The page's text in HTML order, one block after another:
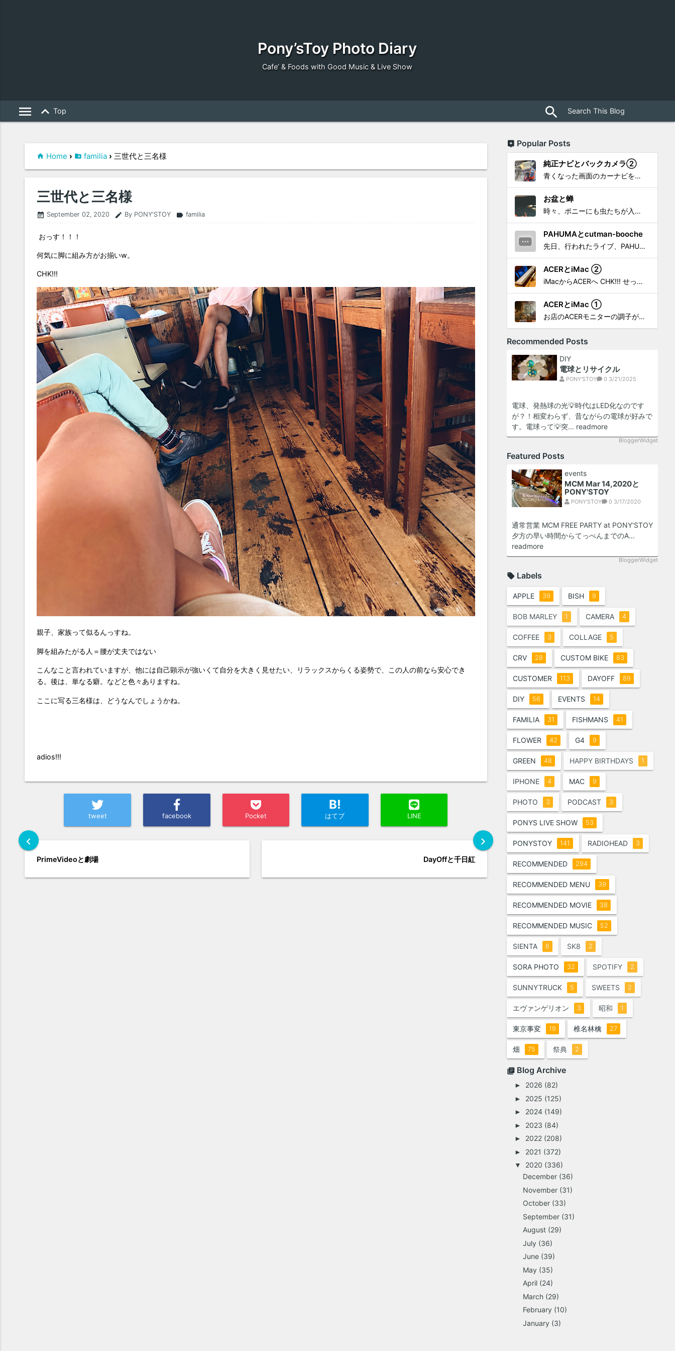
Pony’sToy Photo Diary
Cafe’ & Foods with Good Music & Live Show
menu keyboard_arrow_up Top search
Home › familia › 三世代と三名様
三世代と三名様
event_note September 02, 2020 edit By PONY'STOY label familia
おっす！！！
何気に脚に組み方がお揃いw。
CHK!!!
親子、家族って似るんっすね。
脚を組みたがる人＝腰が丈夫ではない
こんなこと言われていますが、他には自己顕示が強いくて自分を大きく見せたい、リラックスからくる姿勢で、この人の前なら安心でき
る。後は、単なる癖。などと色々ありますね。
ここに写る三名様は、どうなんでしょうかね。
adios!!!
tweet facebook Pocket
B!
はてブ LINE
chevron_left
PrimeVideoと劇場
chevron_right
DayOffと千日紅
Popular Posts
純正ナビとバックカメラ②
青くなった画面のカーナビをポン付で簡単に交換、出来ると思っていたら意外と闇多め!!!なDAY①から続く今回は、DAY②。 テスターで調べてみたのだが、結果的にバックカメラからナビ裏まで来てる、配線を見つけることが出来なかった前回。気付けば闇w。 さてさて、この頃のDVDナビ的なT...
お盆と蝉
時々、ポニーにも虫たちが入ってきます。 特にお盆の頃はどの虫かと気になり探してしまう。 今まではキリギリスやすいっちょん、今思えば今年は蝉だったのかな。
PAHUMAとcutman-booche
先日、行われたライブ、PAHUMA a.k.a 金 佑龍 at PONY'STOYから〜 cutman-booche時代の楽曲「立ち上がれ」を映像化させてもらいました。 茅ヶ崎の名店 FROGGIES〜さんで ウリョンはマンススリー・ライブを行っています！ そのライブでウ...
ACERとiMac ②
iMacからACERへ CHK!!! せっかく設置したんだけど〜 画面が真っ暗じゃしょうがないわな。 元のACERモニターを再度、設置🔥 画面のチラツキ、乱れなど不具合、多めですが 見れないより良い。 iMacへ繋いだ時、疑問があった。 せっかくの解像度を生かしてないこと。 2...
ACERとiMac ①
お店のACERモニターの調子がイマイチなので魔改造したiMacと入れ替え 外は豪雨、何処へも行かない火曜。 コツコツ作業スタートです!!! CHK!!! 何年かぶりにモニターを降ろした。 配線がぐちゃぐちゃ😂 要らないケーブルなど、使っていない部材などなど片付けて、拭き掃除w。...
Recommended Posts
DIY
電球とリサイクル
PONY'STOY 0 3/21/2025
電球、発熱球の光💡時代はLED化なのです
が？！相変わらず、昔ながらの電球が好みで
す。電球って💡突... readmore
BloggerWidget
Featured Posts
events
MCM Mar 14,2020と
PONY'STOY
PONY'STOY 0 3/17/2020
通常営業 MCM FREE PARTY at PONY'STOY
夕方の早い時間からてっぺんまでのA...
readmore
BloggerWidget
Labels
APPLE 39 BISH 9
BOB MARLEY 1 CAMERA 4
COFFEE 3 COLLAGE 5
CRV 28 CUSTOM BIKE 83
CUSTOMER 113 DAYOFF 89
DIY 56 EVENTS 14
FAMILIA 31 FISHMANS 41
FLOWER 42 G4 9
GREEN 48 HAPPY BIRTHDAYS 1
IPHONE 4 MAC 9
PHOTO 3 PODCAST 3
PONYS LIVE SHOW 53
PONYSTOY 141 RADIOHEAD 3
RECOMMENDED 294
RECOMMENDED MENU 39
RECOMMENDED MOVIE 38
RECOMMENDED MUSIC 52
SIENTA 6 SK8 2
SORA PHOTO 32 SPOTIFY 2
SUNNYTRUCK 5 SWEETS 2
エヴァンゲリオン 3 昭和 1
東京事変 19 椎名林檎 27
畑 75 祭典 2
Blog Archive
► 2026 (82)
► 2025 (125)
► 2024 (149)
► 2023 (84)
► 2022 (208)
► 2021 (372)
▼ 2020 (336)
December (36)
November (31)
October (33)
September (31)
August (29)
July (36)
June (39)
May (35)
April (24)
March (29)
February (10)
January (3)